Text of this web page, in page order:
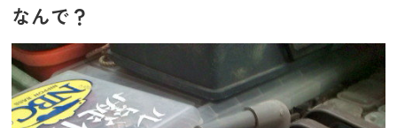
なんで？